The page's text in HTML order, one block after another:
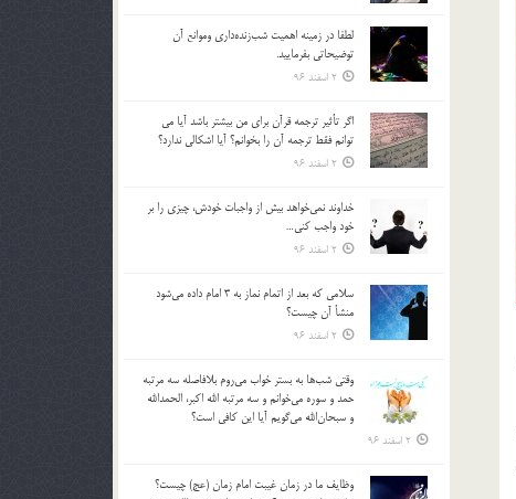
لطفا در زمينه اهميت شب‌زنده‌داري وموانع آن
توضيحاتي بفرماييد.
2 اسفند 96
اگر تأثير ترجمه قرآن براي من بيشتر باشد آيا مي
توانم فقط ترجمه آن را بخوانم؟ آيا اشكالي ندارد؟
2 اسفند 96
خداوند نمي‌خواهد بيش از واجبات خودش، چيزي را بر
خود واجب كني…
2 اسفند 96
سلامي كه بعد از اتمام نماز به 3 امام داده مي‌شود
منشأ آن چيست؟
2 اسفند 96
وقتي شب‌ها به بستر خواب مي‌روم بلافاصله سه مرتبه
حمد و سوره مي‌خوانم و سه مرتبه الله اكبر، الحمدالله
و سبحان‌الله مي‌گويم آيا اين كافي است؟
2 اسفند 96
وظايف ما در زمان غيبت امام زمان (عج) چيست؟